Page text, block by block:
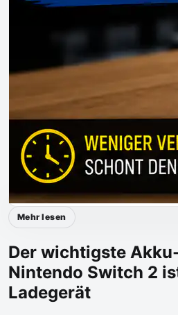
Mehr lesen
Der wichtigste
Nintendo Switch 2
Ladegerät